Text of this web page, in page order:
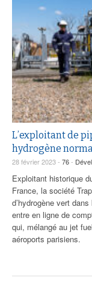
L’exploitant de
hydrogène
28 février 2023 - 76-
Exploitant historique
France, la société
d’hydrogène vert
entre en ligne de
qui, mélangé au jet
aéroports parisiens.